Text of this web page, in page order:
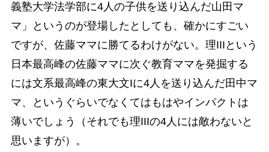
義塾大学法学部に4人の子供を送り込んだ山田マ
マ」というのが登場したとしても、確かにすごい
ですが、佐藤ママに勝てるわけがない。理IIIという
日本最高峰の佐藤ママに次ぐ教育ママを発掘する
には文系最高峰の東大文Iに4人を送り込んだ田中マ
マ、というぐらいでなくてはもはやインパクトは
薄いでしょう（それでも理IIIの4人には敵わないと
思いますが）。